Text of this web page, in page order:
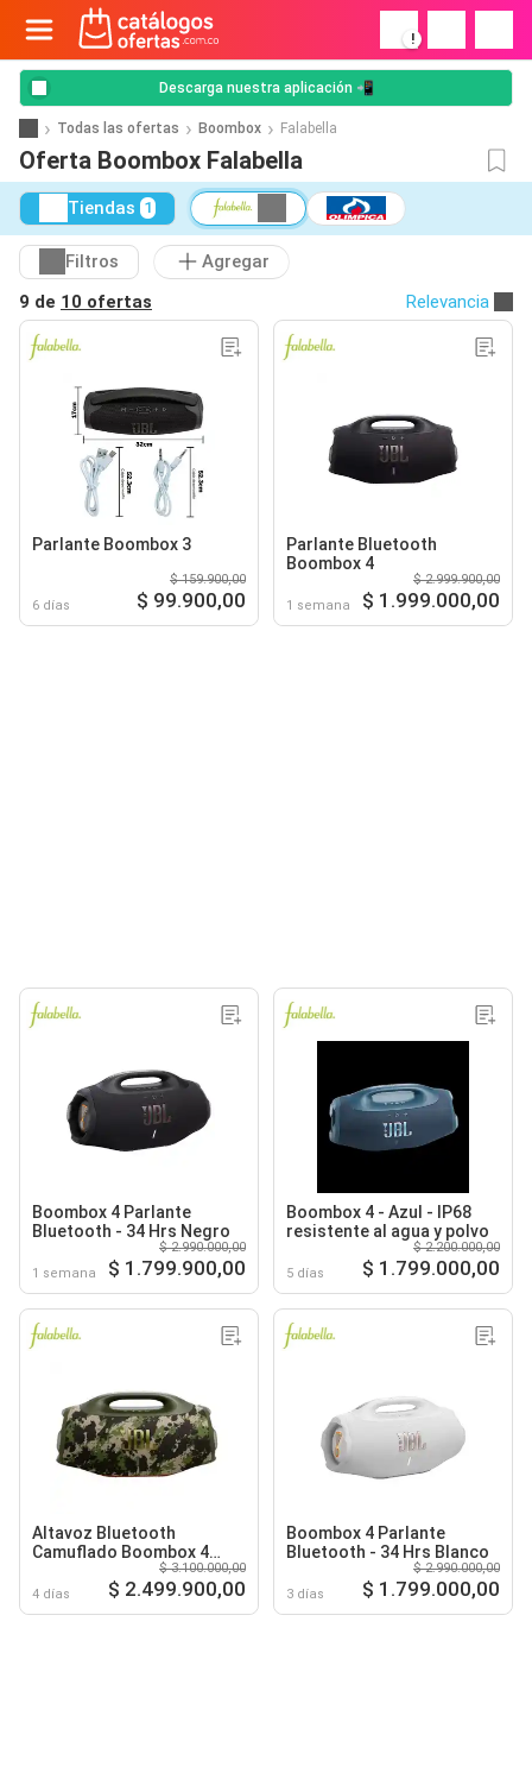
!
Descarga nuestra aplicación 📲
Todas las ofertas Boombox Falabella
Oferta Boombox Falabella
Tiendas 1
Filtros
Agregar
9 de 10 ofertas Relevancia
Parlante Boombox 3
6 días
$ 159.900,00
$ 99.900,00
Parlante Bluetooth
Boombox 4
1 semana
$ 2.999.900,00
$ 1.999.000,00
Boombox 4 Parlante
Bluetooth - 34 Hrs Negro
1 semana
$ 2.990.000,00
$ 1.799.900,00
Boombox 4 - Azul - IP68
resistente al agua y polvo
5 días
$ 2.200.000,00
$ 1.799.000,00
Altavoz Bluetooth
Camuflado Boombox 4
4 días
$ 3.100.000,00
$ 2.499.900,00
Boombox 4 Parlante
Bluetooth - 34 Hrs Blanco
3 días
$ 2.990.000,00
$ 1.799.000,00